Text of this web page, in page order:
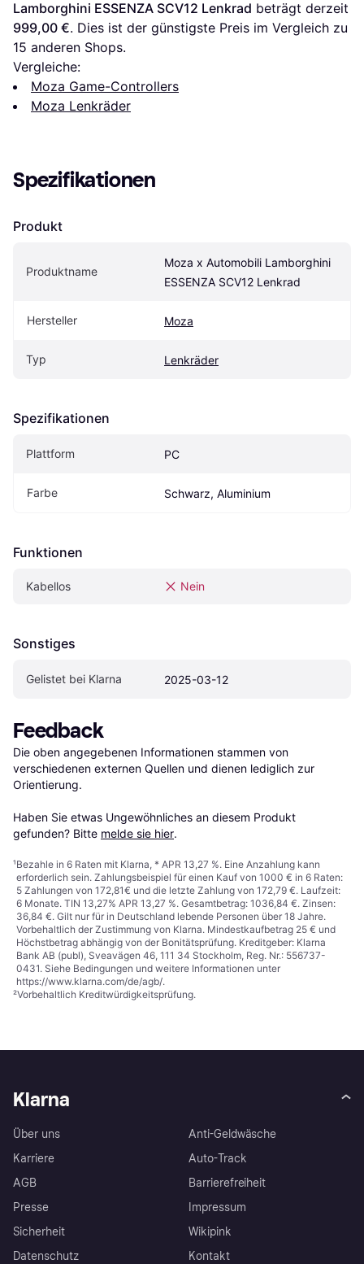
Lamborghini ESSENZA SCV12 Lenkrad
999,00 €
15 anderen Shops.
Vergleiche:
Moza Game-Controllers
Moza Lenkräder
Spezifikationen
Produkt
Produktname
Moza x Automobili Lamborghini
ESSENZA SCV12 Lenkrad
Hersteller Moza
Typ Lenkräder
Spezifikationen
Plattform PC
Farbe Schwarz, Aluminium
Funktionen
Kabellos Nein
Sonstiges
Gelistet bei Klarna 2025-03-12
Feedback
Die oben angegebenen Informationen stammen von
verschiedenen externen Quellen und dienen lediglich zur
Orientierung.
Haben Sie etwas Ungewöhnliches an diesem Produkt
gefunden? Bitte melde sie hier.
¹Bezahle in 6 Raten mit Klarna, * APR 13,27 %. Eine Anzahlung kann
erforderlich sein. Zahlungsbeispiel für einen Kauf von 1000 € in 6 Raten:
5 Zahlungen von 172,81€ und die letzte Zahlung von 172,79 €. Laufzeit:
6 Monate. TIN 13,27% APR 13,27 %. Gesamtbetrag: 1036,84 €. Zinsen:
36,84 €. Gilt nur für in Deutschland lebende Personen über 18 Jahre.
Vorbehaltlich der Zustimmung von Klarna. Mindestkaufbetrag 25 € und
Höchstbetrag abhängig von der Bonitätsprüfung. Kreditgeber: Klarna
Bank AB (publ), Sveavägen 46, 111 34 Stockholm, Reg. Nr.: 556737-
0431. Siehe Bedingungen und weitere Informationen unter
https://www.klarna.com/de/agb/.
²Vorbehaltlich Kreditwürdigkeitsprüfung.
Klarna
Über uns
Karriere
AGB
Presse
Sicherheit
Datenschutz
Anti-Geldwäsche
Auto-Track
Barrierefreiheit
Impressum
Wikipink
Kontakt